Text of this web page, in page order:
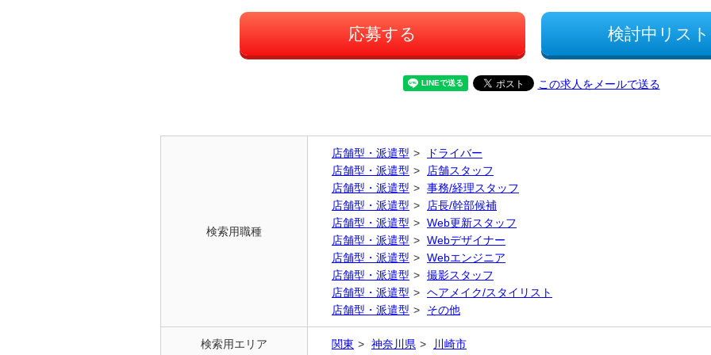
応募する 検討中リス
この求人をメールで送る
検索用職種
店舗型・派遣型
ドライバー
店舗型・派遣型
店舗スタッフ
店舗型・派遣型
事務/経理スタッフ
店舗型・派遣型
店長/幹部候補
店舗型・派遣型
Web更新スタッフ
店舗型・派遣型
Webデザイナー
店舗型・派遣型
Webエンジニア
店舗型・派遣型
撮影スタッフ
店舗型・派遣型
ヘアメイク/スタイリスト
店舗型・派遣型
その他
検索用エリア 関東 神奈川県 川崎市